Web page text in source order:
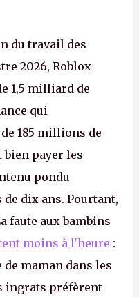
du travail des
2026, Roblox
1,5 milliard de
qui
185 millions de
bien payer les
pondu
dix ans. Pourtant,
faute aux bambins
moins à l'heure :
maman dans les
ingrats préfèrent